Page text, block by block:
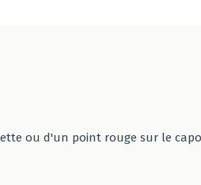
ou d'un point rouge sur le